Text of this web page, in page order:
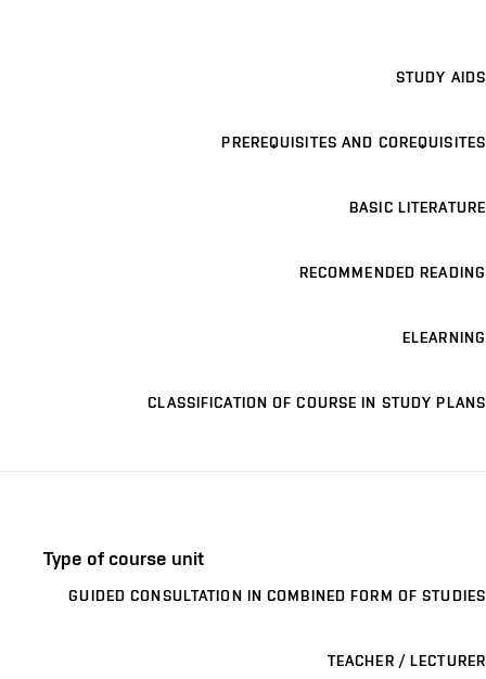
STUDY AIDS
PREREQUISITES AND COREQUISITES
BASIC LITERATURE
RECOMMENDED READING
ELEARNING
CLASSIFICATION OF COURSE IN STUDY PLANS
Type of course unit
GUIDED CONSULTATION IN COMBINED FORM OF STUDIES
TEACHER / LECTURER